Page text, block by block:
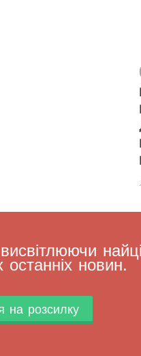
останніх новин.
на розсилку